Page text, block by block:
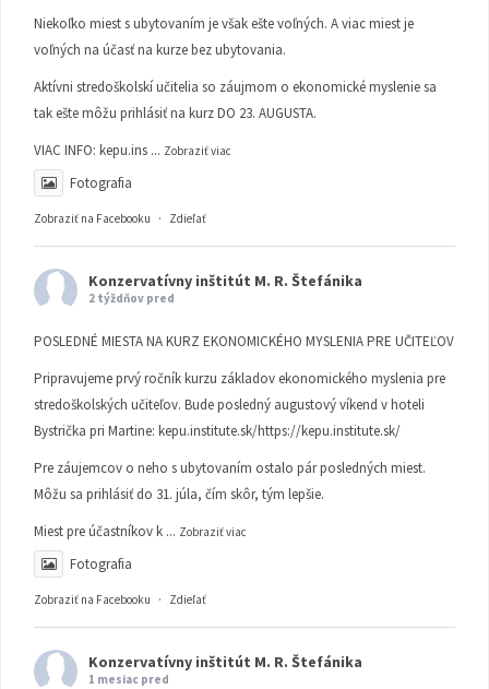
Niekoľko miest s ubytovaním je však ešte voľných. A viac miest je
voľných na účasť na kurze bez ubytovania.
Aktívni stredoškolskí učitelia so záujmom o ekonomické myslenie sa
tak ešte môžu prihlásiť na kurz DO 23. AUGUSTA.
VIAC INFO: kepu.ins ... Zobraziť viac
Fotografia
Zobraziť na Facebooku · Zdieľať
Konzervatívny inštitút M. R. Štefánika
2 týždňov pred
POSLEDNÉ MIESTA NA KURZ EKONOMICKÉHO MYSLENIA PRE UČITEĽOV
Pripravujeme prvý ročník kurzu základov ekonomického myslenia pre
stredoškolských učiteľov. Bude posledný augustový víkend v hoteli
Bystrička pri Martine: kepu.institute.sk/https://kepu.institute.sk/
Pre záujemcov o neho s ubytovaním ostalo pár posledných miest.
Môžu sa prihlásiť do 31. júla, čím skôr, tým lepšie.
Miest pre účastníkov k ... Zobraziť viac
Fotografia
Zobraziť na Facebooku · Zdieľať
Konzervatívny inštitút M. R. Štefánika
1 mesiac pred